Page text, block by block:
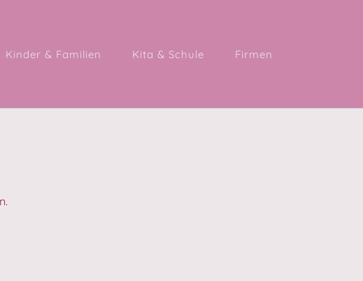
Kinder & Familien Kita & Schule Firmen